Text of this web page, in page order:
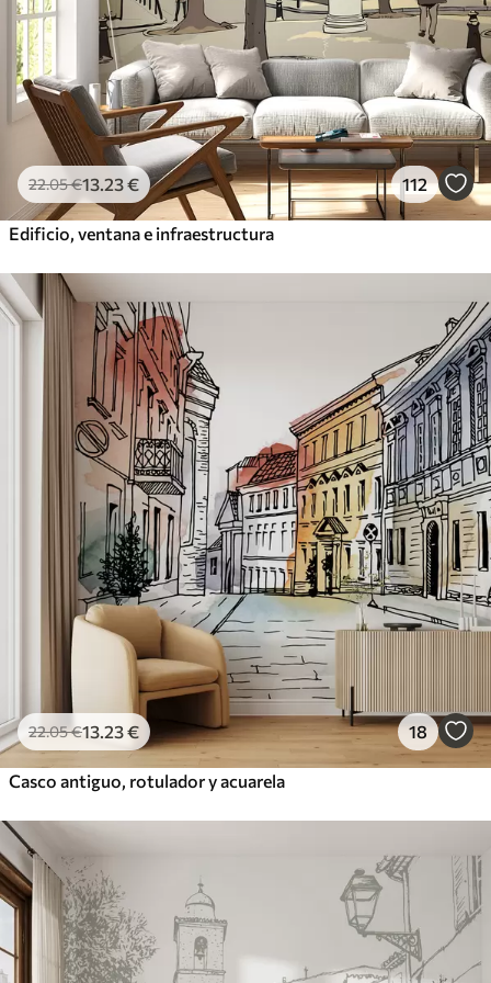
22.05€13 .23€ 112
Edificio, ventana e infraestructura
22.05€13 .23€ 18
Casco antiguo, rotulador y acuarela